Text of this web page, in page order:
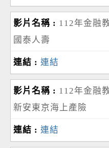
112年金融
國泰人壽
連結
112年金融
新安東京海上產險
連結